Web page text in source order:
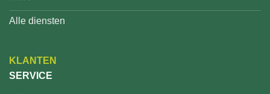
Alle diensten
KLANTEN
SERVICE